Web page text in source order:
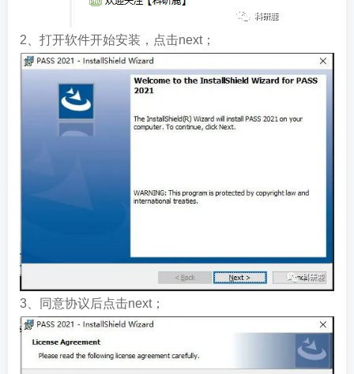
2、打开软件开始安装，点击next；
3、同意协议后点击next；